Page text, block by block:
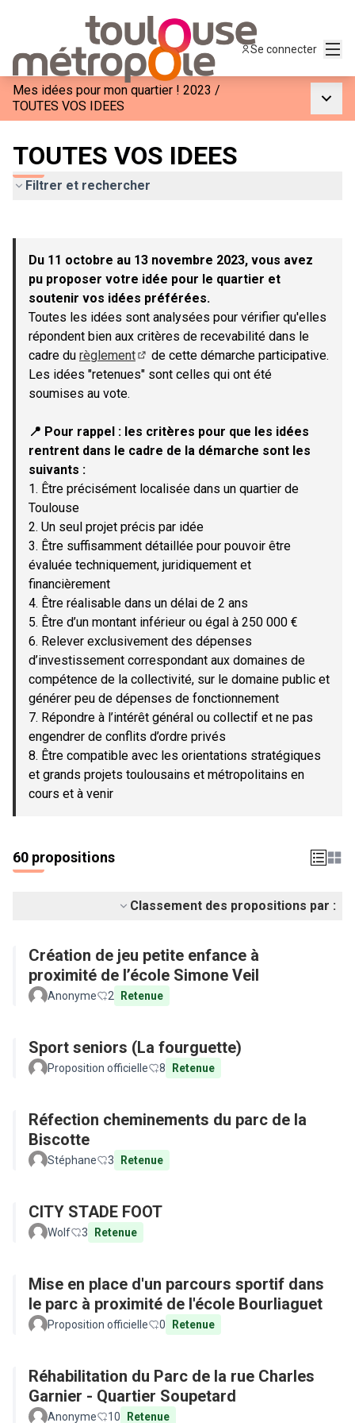
Se connecter
Mes idées pour mon quartier ! 2023 /
TOUTES VOS IDEES
TOUTES VOS IDEES
Filtrer et rechercher
−
Du 11 octobre au 13 novembre 2023, vous avez
pu proposer votre idée pour le quartier et
soutenir vos idées préférées.
Toutes les idées sont analysées pour vérifier qu'elles
répondent bien aux critères de recevabilité dans le
cadre du règlement
(Lien externe)
de cette démarche participative.
Les idées "retenues" sont celles qui ont été
soumises au vote.
📍 Pour rappel : les critères pour que les idées
rentrent dans le cadre de la démarche sont les
suivants :
1. Être précisément localisée dans un quartier de
Toulouse
2. Un seul projet précis par idée
3. Être suffisamment détaillée pour pouvoir être
évaluée techniquement, juridiquement et
financièrement
4. Être réalisable dans un délai de 2 ans
5. Être d’un montant inférieur ou égal à 250 000 €
6. Relever exclusivement des dépenses
d’investissement correspondant aux domaines de
compétence de la collectivité, sur le domaine public et
générer peu de dépenses de fonctionnement
7. Répondre à l’intérêt général ou collectif et ne pas
engendrer de conflits d’ordre privés
8. Être compatible avec les orientations stratégiques
et grands projets toulousains et métropolitains en
cours et à venir
60 propositions
Classement des propositions par :
Création de jeu petite enfance à
proximité de l’école Simone Veil
Anonyme 2 Retenue
Sport seniors (La fourguette)
Proposition officielle 8 Retenue
Réfection cheminements du parc de la
Biscotte
Stéphane 3 Retenue
CITY STADE FOOT
Wolf 3 Retenue
Mise en place d'un parcours sportif dans
le parc à proximité de l'école Bourliaguet
Proposition officielle 0 Retenue
Réhabilitation du Parc de la rue Charles
Garnier - Quartier Soupetard
Anonyme 10 Retenue